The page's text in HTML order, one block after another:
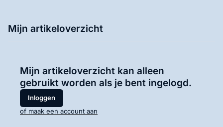
Mijn artikeloverzicht
Mijn artikeloverzicht kan alleen
gebruikt worden als je bent ingelogd.
Inloggen
of maak een account aan